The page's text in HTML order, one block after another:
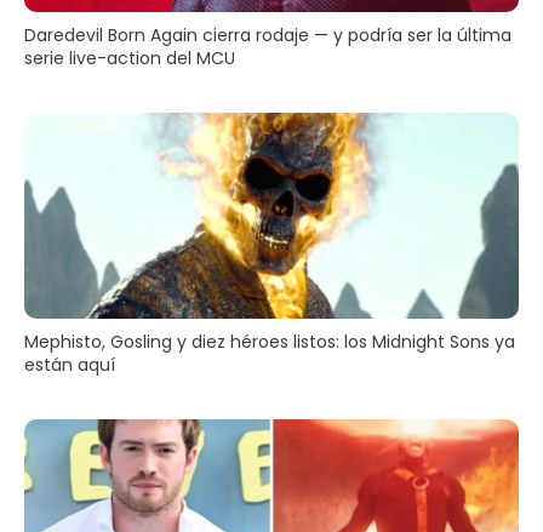
Daredevil Born Again cierra rodaje — y podría ser la última
serie live-action del MCU
Mephisto, Gosling y diez héroes listos: los Midnight Sons ya
están aquí